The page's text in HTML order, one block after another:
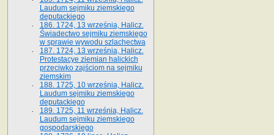
Laudum sejmiku ziemskiego
deputackiego
186. 1724, 13 września, Halicz.
Świadectwo sejmiku ziemskiego
w sprawie wywodu szlachectwa
187. 1724, 13 września, Halicz.
Protestacye ziemian halickich
przeciwko zajściom na sejmiku
ziemskim
188. 1725, 10 września, Halicz.
Laudum sejmiku ziemskiego
deputackiego
189. 1725, 11 września, Halicz.
Laudum sejmiku ziemskiego
gospodarskiego